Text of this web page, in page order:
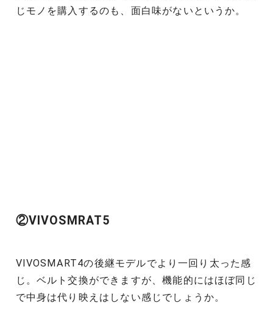
じモノを購入するのも、面白味がないというか。
②VIVOSMRAT5
VIVOSMART4の後継モデルでより一回り太った感
じ。ベルト交換ができますが、機能的にはほぼ同じ
で中身は代り映えはしない感じでしょうか。